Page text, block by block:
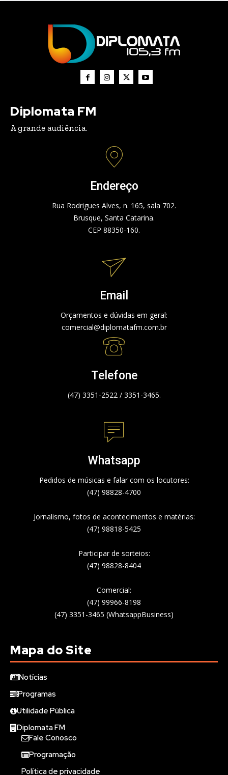
Diplomata FM
A grande audiência.
Endereço
Rua Rodrigues Alves, n. 165, sala 702.
Brusque, Santa Catarina.
CEP 88350-160.
Email
Orçamentos e dúvidas em geral:
comercial@diplomatafm.com.br
Telefone
(47) 3351-2522 / 3351-3465.
Whatsapp
Pedidos de músicas e falar com os locutores:
(47) 98828-4700
Jornalismo, fotos de acontecimentos e matérias:
(47) 98818-5425
Participar de sorteios:
(47) 98828-8404
Comercial:
(47) 99966-8198
(47) 3351-3465 (WhatsappBusiness)
Mapa do Site
Notícias
Programas
Utilidade Pública
Diplomata FM
Fale Conosco
Programação
Política de privacidade